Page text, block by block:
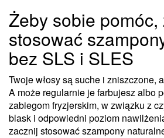
Żeby sobie pomóc,
stosować
bez SLS i SLES
Twoje włosy są suche i zniszczone,
A może regularnie je farbujesz albo
zabiegom fryzjerskim, w związku z
blask i odpowiedni poziom
zacznij stosować szampony